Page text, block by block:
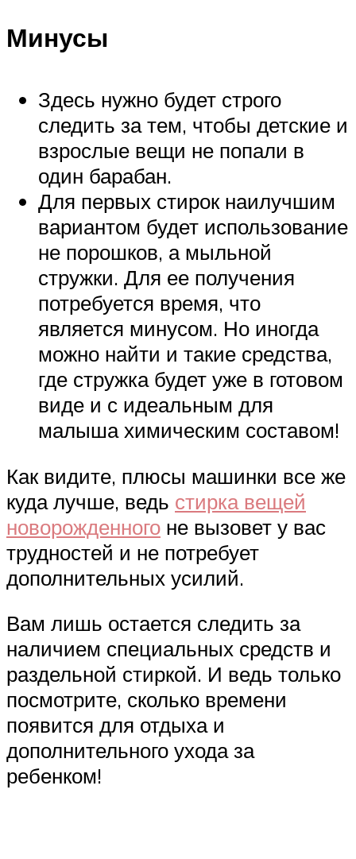
Минусы
Здесь нужно будет строго
следить за тем, чтобы детские и
взрослые вещи не попали в
один барабан.
Для первых стирок наилучшим
вариантом будет использование
не порошков, а мыльной
стружки. Для ее получения
потребуется время, что
является минусом. Но иногда
можно найти и такие средства,
где стружка будет уже в готовом
виде и с идеальным для
малыша химическим составом!
Как видите, плюсы машинки все же
куда лучше, ведь стирка вещей
новорожденного не вызовет у вас
трудностей и не потребует
дополнительных усилий.
Вам лишь остается следить за
наличием специальных средств и
раздельной стиркой. И ведь только
посмотрите, сколько времени
появится для отдыха и
дополнительного ухода за
ребенком!